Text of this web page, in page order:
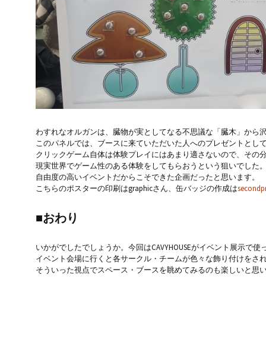
わすれなオルガンは、臓物が実としてなる不思議な「臓木」から
このパネルでは、ブースに来ていただいた人へのプレゼントとし
クリックゲーム自体は体験プレイにはあまり適さないので、その
現実世界でゲーム性のある体験をしてもらおうという狙いでした
自由度の高いイベントだからこそできた企画だったと思います。
こちらのポスターの印刷はgraphicさん、缶バッジの作成は
■おわり
いかがでしたでしょうか。今回はCAVYHOUSEがイベント展示で
イベント会場に行くと各サークル・チームが色々な飾り付けをさ
そういった視点でスペース・ブースを眺めてみるのも楽しいと思